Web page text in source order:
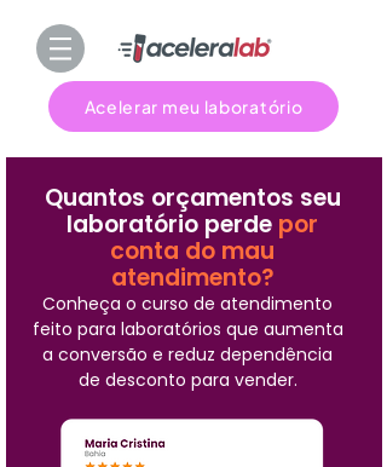
Acelerar meu laboratório
Quantos orçamentos seu
laboratório perde por
conta do mau
atendimento?
Conheça o curso de atendimento
feito para laboratórios que aumenta
a conversão e reduz dependência
de desconto para vender.